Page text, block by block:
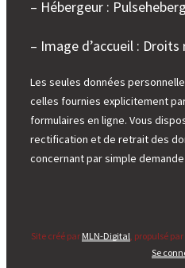
– Hébergeur : Pulseheberg
– Image d’accueil : Droits
Les seules données
celles fournies explicitement
formulaires en ligne. Vous
rectification et de retrait des
concernant par simple
Site créé par MLN-Digital , propulsé par
Se